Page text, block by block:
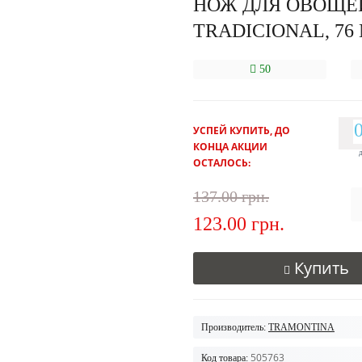
НОЖ ДЛЯ ОВОЩЕЙ
TRADICIONAL,
50
УСПЕЙ КУПИТЬ, ДО
КОНЦА АКЦИИ
ОСТАЛОСЬ:
9
9
0
0
137.00 грн.
123.00 грн.
Купить
Производитель: TRAMONTINA
Код товара: 505763